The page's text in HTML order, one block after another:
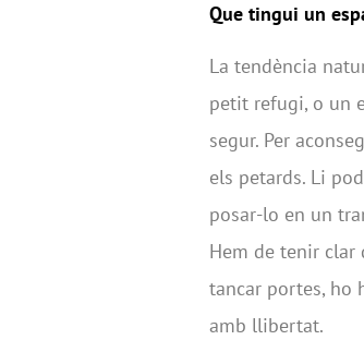
Que tingui un
La tendència
petit refugi, o un
segur. Per
els petards. Li
posar-lo en un
Hem de tenir clar
tancar portes, ho
amb llibertat.